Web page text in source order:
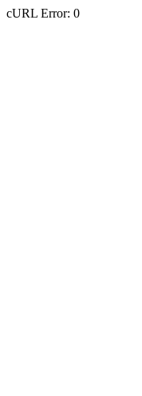
cURL Error: 0